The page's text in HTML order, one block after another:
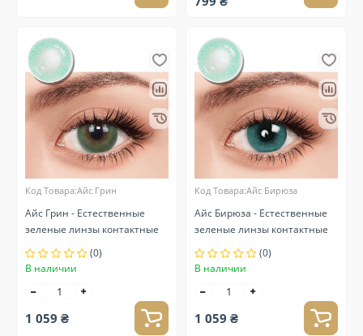
Код Товара:Айс Грин
Айс Грин - Естественные
зеленые линзы контактные
(0)
В наличии
1 059 ₴
Код Товара:Айс Бирюза
Айс Бирюза - Естественные
зеленые линзы контактные
(0)
В наличии
1 059 ₴